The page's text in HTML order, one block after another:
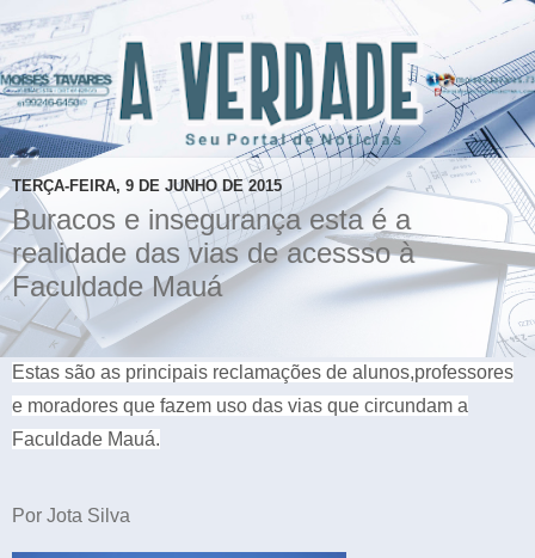
TERÇA-FEIRA, 9 DE JUNHO DE 2015
Buracos e insegurança esta é a
realidade das vias de acessso à
Faculdade Mauá
Estas são as principais reclamações de alunos,professores
e moradores que fazem uso das vias que circundam a
Faculdade Mauá.
Por Jota Silva